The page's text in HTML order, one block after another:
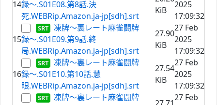
14録〜.S01E08.第8話.決
死.WEBRip.Amazon.ja-jp[sdh].srt
KiB
2025
17:09:32
15
凍牌〜裏レート麻雀闘牌
録〜.S01E09.第9話.終
局.WEBRip.Amazon.ja-jp[sdh].srt
27.90
KiB
27 Feb
2025
17:09:32
16
凍牌〜裏レート麻雀闘牌
録〜.S01E10.第10話.慧
眼.WEBRip.Amazon.ja-jp[sdh].srt
27.54
KiB
27 Feb
2025
17:09:32
凍牌〜裏レート麻雀闘牌
27 Feb